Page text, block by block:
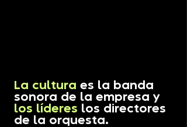
La cultura es la banda
sonora de la empresa y
los líderes los directores
de la orquesta.